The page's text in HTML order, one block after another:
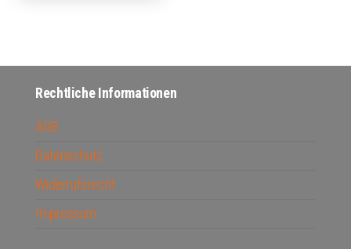
Rechtliche Informationen
AGB
Datenschutz
Widerrufsrecht
Impressum